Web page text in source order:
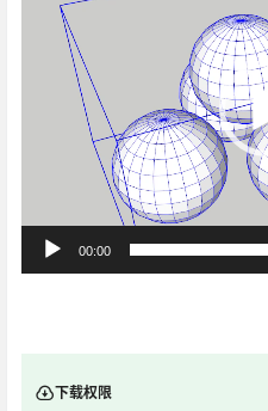
00:00
下载权限